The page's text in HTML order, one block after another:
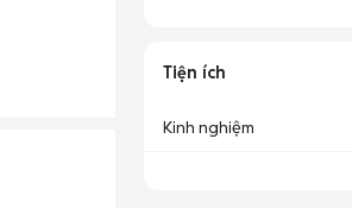
Tiện ích
Kinh nghiệm